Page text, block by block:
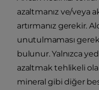
azaltmanız ve/veya
artırmanız gerekir.
unutulmaması
bulunur. Yalnızca
azaltmak tehlikeli
mineral gibi diğer